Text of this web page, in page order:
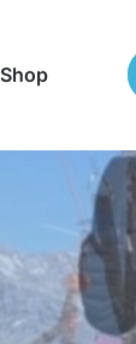
Shop